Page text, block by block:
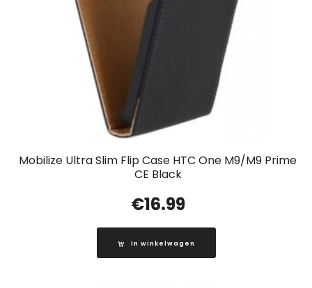
Mobilize Ultra Slim Flip Case HTC One M9/M9 Prime
CE Black
€16.99
In winkelwagen